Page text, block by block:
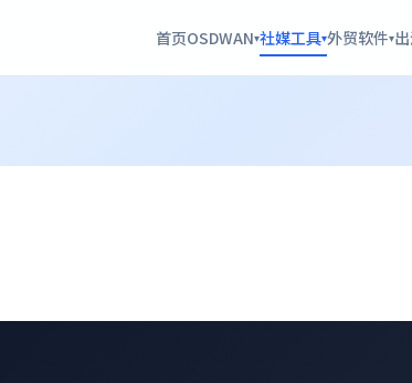
首页OSDWAN▾社媒工具▾外贸软件▾